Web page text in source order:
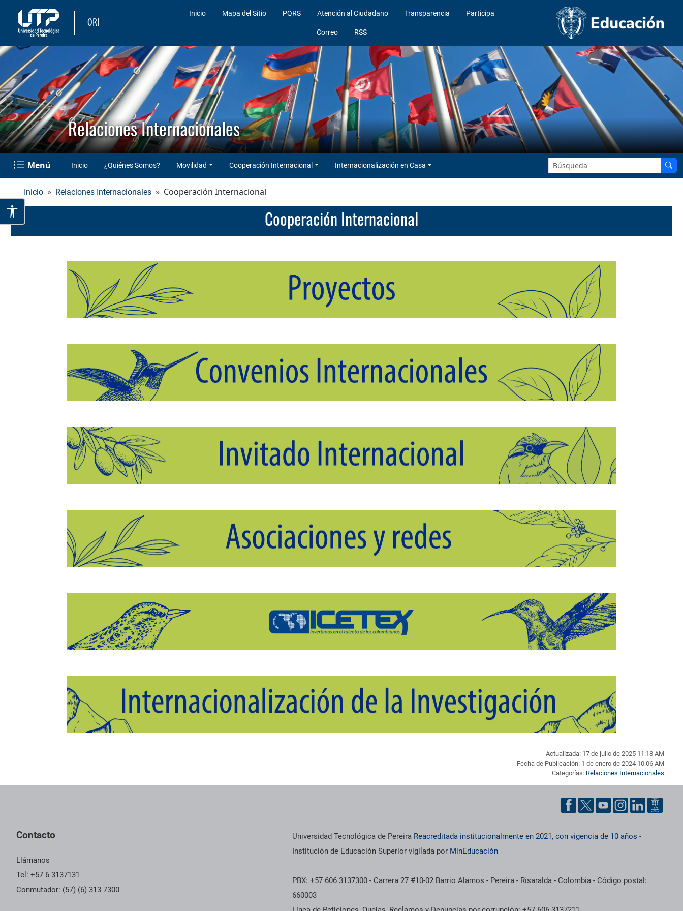
ORI
Inicio Mapa del Sitio PQRS Atención al Ciudadano Transparencia Participa
Correo RSS
Relaciones Internacionales
Menú Inicio ¿Quiénes Somos? Movilidad Cooperación Internacional Internacionalización en Casa Buscar en el sitio:
Inicio Relaciones Internacionales Cooperación Internacional
Cooperación Internacional
Actualizada: 17 de julio de 2025 11:18 AM
Fecha de Publicación: 1 de enero de 2024 10:06 AM
Categorías: Relaciones Internacionales
Contacto
Llámanos
Tel: +57 6 3137131
Conmutador: (57) (6) 313 7300
Información institucional
Universidad Tecnológica de Pereira Reacreditada institucionalmente en 2021, con vigencia de 10 años -
Institución de Educación Superior vigilada por MinEducación
PBX: +57 606 3137300 - Carrera 27 #10-02 Barrio Alamos - Pereira - Risaralda - Colombia - Código postal:
660003